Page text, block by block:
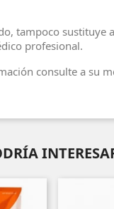
tampoco sustituye
profesional.
consulte a su